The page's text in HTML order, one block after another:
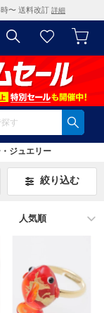
〜 送料改訂 詳細
ジュエリー
絞り込む